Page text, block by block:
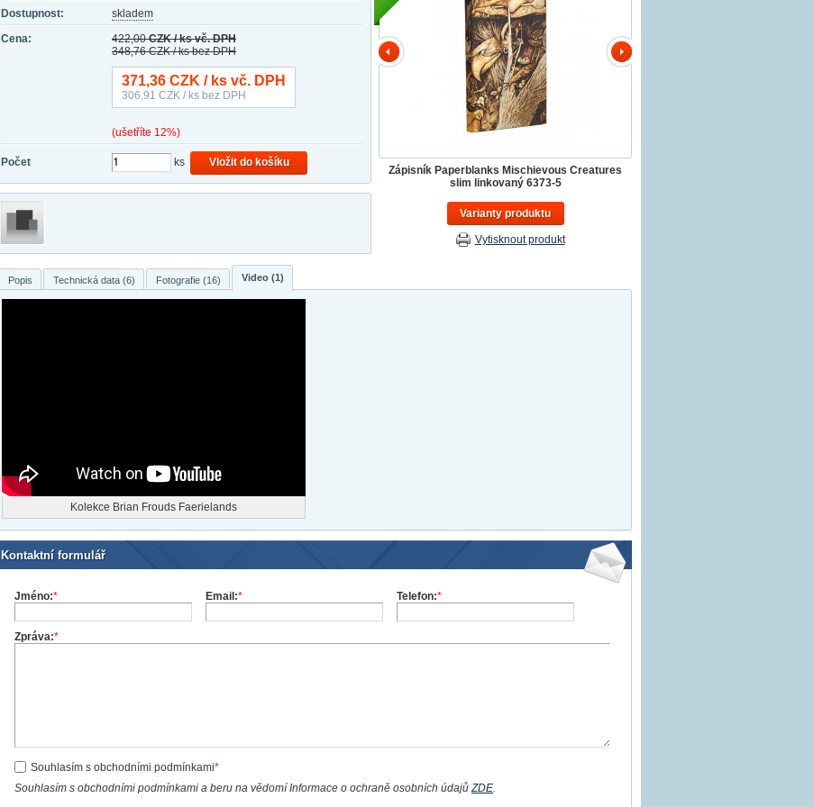
Dostupnost:
skladem
Cena:
422,00CZK / ks vč. DPH
348,76CZK / ks bez DPH
371,36 CZK / ks vč. DPH
306,91 CZK / ks bez DPH
(ušetříte 12%)
Počet ks Vložit do košíku
Zápisník Paperblanks Mischievous Creatures
slim linkovaný 6373-5
Varianty produktu
Vytisknout produkt
Popis Technická data (6) Fotografie (16) Video (1)
Kolekce Brian Frouds Faerielands
Kontaktní formulář
Jméno:* Email:* Telefon:*
Zpráva:*
Souhlasím s obchodními podmínkami*
Souhlasím s obchodními podmínkami a beru na vědomí Informace o ochraně osobních údajůZDE.